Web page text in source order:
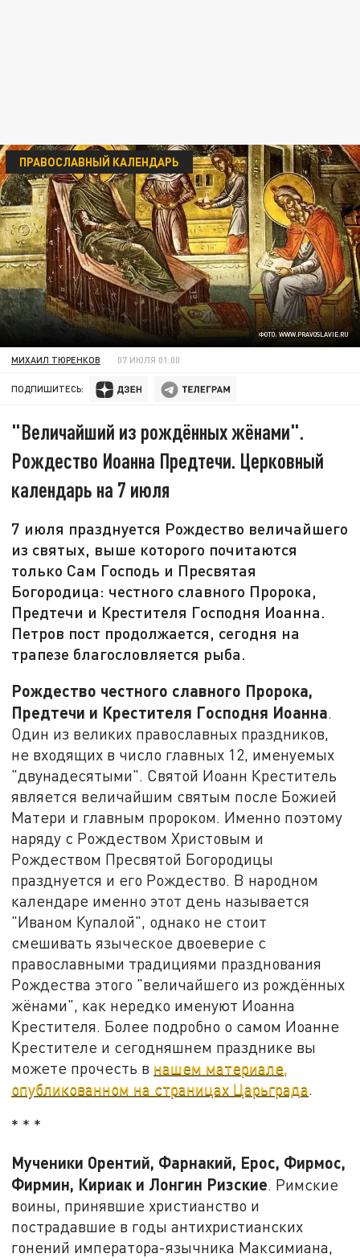
ФОТО: WWW.PRAVOSLAVIE.RU
ПРАВОСЛАВНЫЙ КАЛЕНДАРЬ
МИХАИЛ ТЮРЕНКОВ 07 ИЮЛЯ 01:00
ПОДПИШИТЕСЬ:
"Величайший из рождённых жёнами".
Рождество Иоанна Предтечи. Церковный
календарь на 7 июля
7 июля празднуется Рождество величайшего
из святых, выше которого почитаются
только Сам Господь и Пресвятая
Богородица: честного славного Пророка,
Предтечи и Крестителя Господня Иоанна.
Петров пост продолжается, сегодня на
трапезе благословляется рыба.
Рождество честного славного Пророка,
Предтечи и Крестителя Господня Иоанна.
Один из великих православных праздников,
не входящих в число главных 12, именуемых
"двунадесятыми". Святой Иоанн Креститель
является величайшим святым после Божией
Матери и главным пророком. Именно поэтому
наряду с Рождеством Христовым и
Рождеством Пресвятой Богородицы
празднуется и его Рождество. В народном
календаре именно этот день называется
"Иваном Купалой", однако не стоит
смешивать языческое двоеверие с
православными традициями празднования
Рождества этого "величайшего из рождённых
жёнами", как нередко именуют Иоанна
Крестителя. Более подробно о самом Иоанне
Крестителе и сегодняшнем празднике вы
можете прочесть в нашем материале,
опубликованном на страницах Царьграда.
* * *
Мученики Орентий, Фарнакий, Ерос, Фирмос,
Фирмин, Кириак и Лонгин Ризские. Римские
воины, принявшие христианство и
пострадавшие в годы антихристианских
гонений императора-язычника Максимиана,